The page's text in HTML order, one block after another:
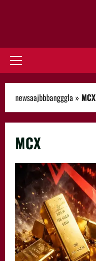
Primary
newsaajbbbangggla » MCX
MCX